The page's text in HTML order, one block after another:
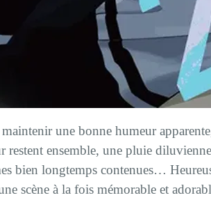
une bonne humeur
restent ensemble, une pluie
bien longtemps contenues…
scène à la fois mémorable et